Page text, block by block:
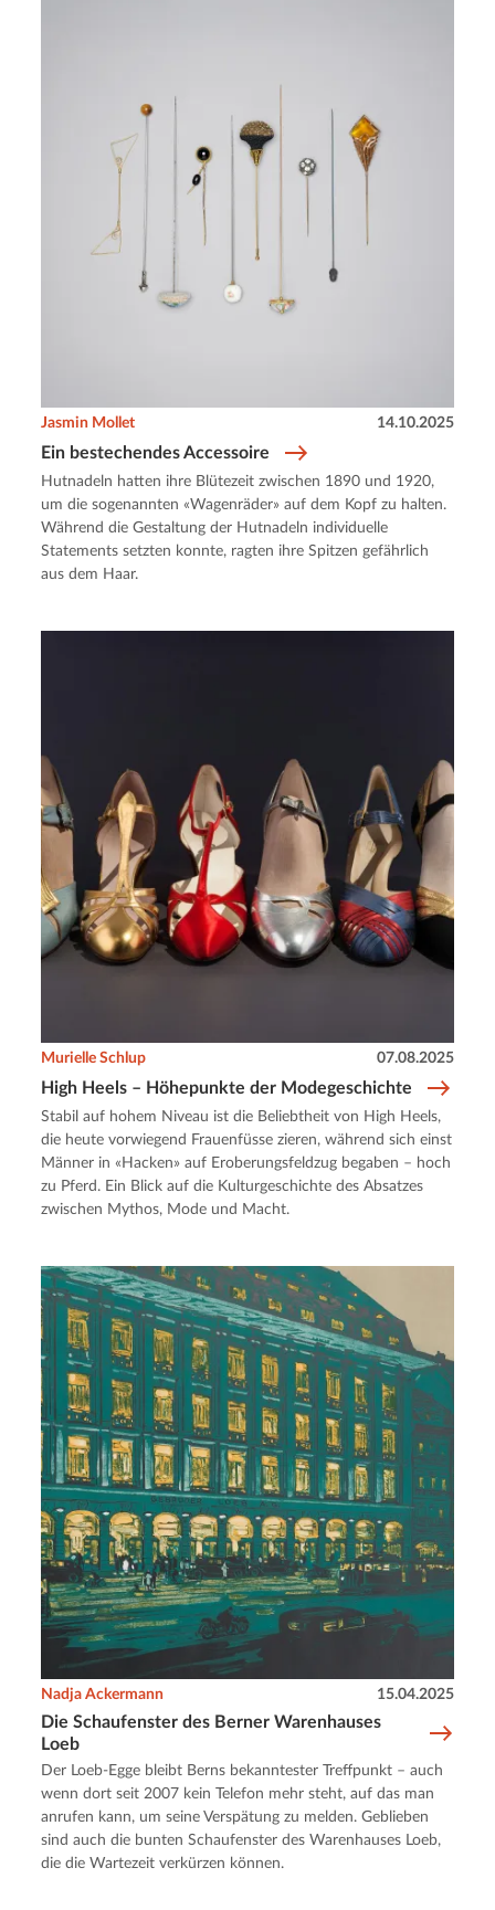
Ein bestechendes Accessoire
Jasmin Mollet 14.10.2025
Hutnadeln hatten ihre Blütezeit zwischen 1890 und 1920,
um die sogenannten «Wagenräder» auf dem Kopf zu halten.
Während die Gestaltung der Hutnadeln individuelle
Statements setzten konnte, ragten ihre Spitzen gefährlich
aus dem Haar.
High Heels – Höhepunkte der Modegeschichte
Murielle Schlup 07.08.2025
Stabil auf hohem Niveau ist die Beliebtheit von High Heels,
die heute vorwiegend Frauenfüsse zieren, während sich einst
Männer in «Hacken» auf Eroberungsfeldzug begaben – hoch
zu Pferd. Ein Blick auf die Kulturgeschichte des Absatzes
zwischen Mythos, Mode und Macht.
Die Schaufenster des Berner Warenhauses
Loeb
Nadja Ackermann 15.04.2025
Der Loeb-Egge bleibt Berns bekanntester Treffpunkt – auch
wenn dort seit 2007 kein Telefon mehr steht, auf das man
anrufen kann, um seine Verspätung zu melden. Geblieben
sind auch die bunten Schaufenster des Warenhauses Loeb,
die die Wartezeit verkürzen können.